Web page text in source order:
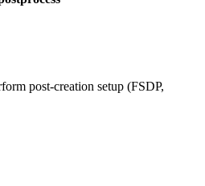
post-creation setup (FSDP,